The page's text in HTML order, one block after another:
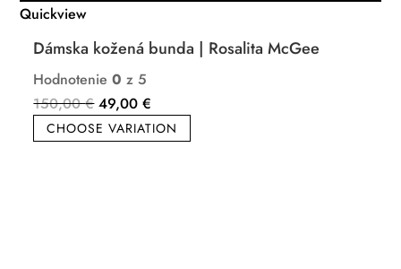
Quickview
Dámska kožená bunda | Rosalita McGee
Hodnotenie0 z 5
150,00€Pôvodná
cena
49,00€
cena
CHOOSE VARIATION